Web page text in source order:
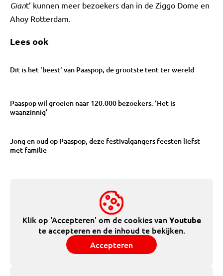
Giant’ kunnen meer bezoekers dan in de Ziggo Dome en
Ahoy Rotterdam.
Lees ook
Dit is het 'beest' van Paaspop, de grootste tent ter wereld
Paaspop wil groeien naar 120.000 bezoekers: ‘Het is
waanzinnig’
Jong en oud op Paaspop, deze festivalgangers feesten liefst
met familie
Klik op 'Accepteren' om de cookies vanYoutube
te accepteren en de inhoud te bekijken.
Accepteren